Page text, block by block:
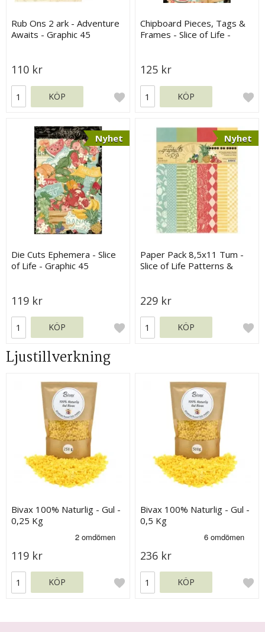
Rub Ons 2 ark - Adventure
Awaits - Graphic 45
110 kr
KÖP
Chipboard Pieces, Tags &
Frames - Slice of Life -
125 kr
KÖP
Nyhet
Die Cuts Ephemera - Slice
of Life - Graphic 45
119 kr
KÖP
Nyhet
Paper Pack 8,5x11 Tum -
Slice of Life Patterns &
229 kr
KÖP
Ljustillverkning
Bivax 100% Naturlig - Gul -
0,25 Kg
119 kr
KÖP
Bivax 100% Naturlig - Gul -
0,5 Kg
236 kr
KÖP